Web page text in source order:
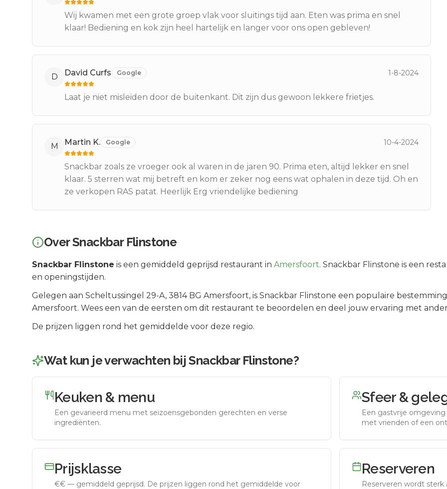
Wij kwamen met een grote groep vlak voor sluitings tijd aan. Eten was prima en snel
klaar! Bediening en kok zijn heel hartelijk en langer voor ons open gebleven!
D David Curfs Google 1-8-2024
Laat je niet misleiden door de buitenkant. Dit zijn dus gewoon lekkere frietjes.
M Martin K. Google 10-4-2024
Snackbar zoals ze vroeger ook al waren in de jaren 90. Prima eten, altijd lekker en snel
klaar. 5 sterren wat mij betreft en kom er zeker nog eens wat ophalen in deze tijd. Oh en
ze verkopen RAS patat. Heerlijk Erg vriendelijke bediening
OverSnackbar Flinstone
Snackbar Flinstone is een gemiddeld geprijsd restaurant in Amersfoort. Snackbar Flinstone is een
en openingstijden.
Gelegen aan Scheltussingel 29-A, 3814 BG Amersfoort, is Snackbar Flinstone een populaire
Amersfoort. Wees een van de eersten om dit restaurant te beoordelen en deel jouw ervaring met
De prijzen liggen rond het gemiddelde voor deze regio.
Wat kun je verwachten bijSnackbar Flinstone?
Keuken & menu
Een gevarieerd menu met seizoensgebonden gerechten en verse
ingrediënten.
Sfeer &
Een gastvrije
met vrienden of een
Prijsklasse
€€ — gemiddeld geprijsd. De prijzen liggen rond het gemiddelde voor
Reserveren
Reserveren wordt